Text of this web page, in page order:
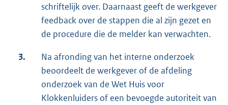
schriftelijk over. Daarnaast geeft de werkgever
feedback over de stappen die al zijn gezet en
de procedure die de melder kan verwachten.
3.
Na afronding van het interne onderzoek
beoordeelt de werkgever of de afdeling
onderzoek van de Wet Huis voor
Klokkenluiders of een bevoegde autoriteit van